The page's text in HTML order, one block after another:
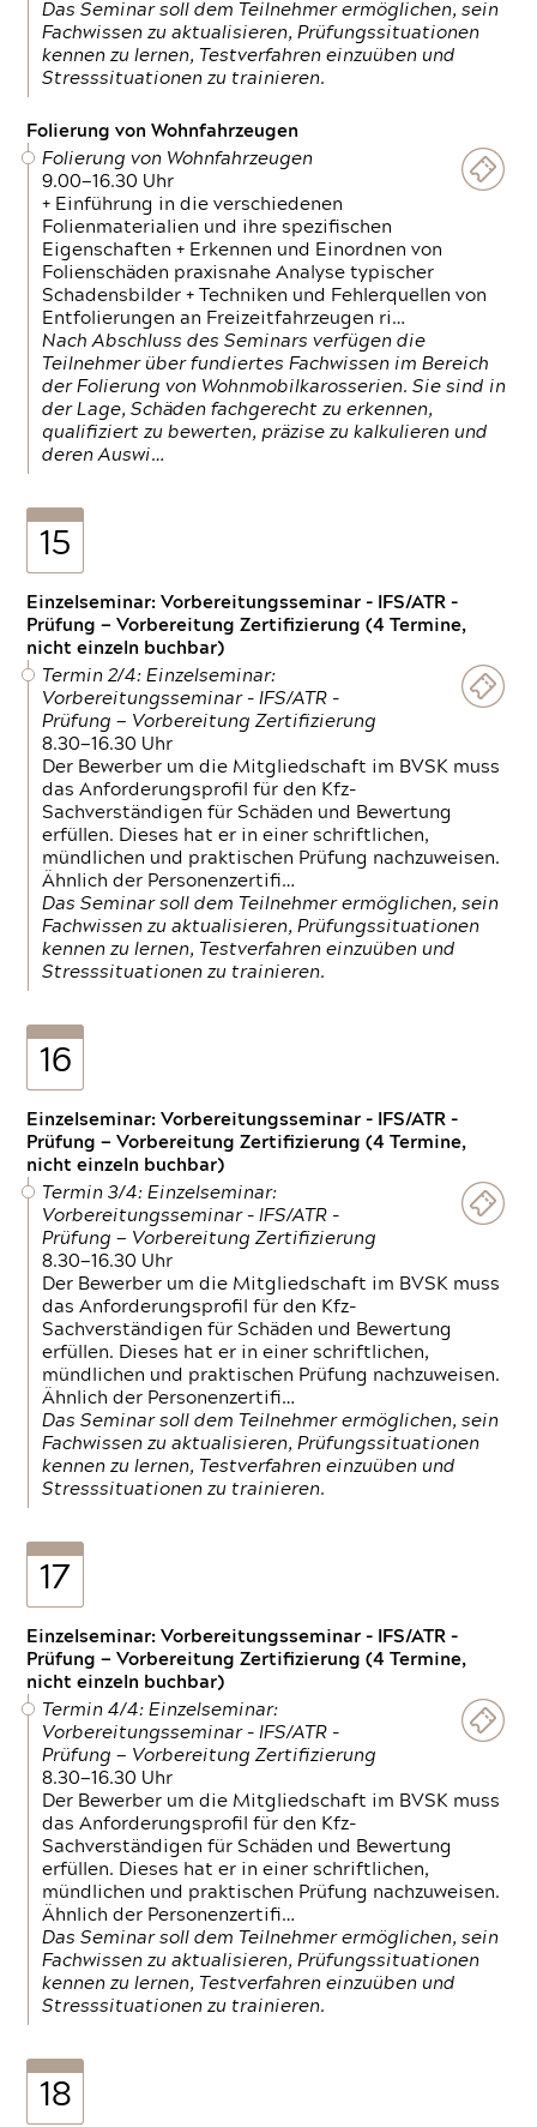
Das Seminar soll dem Teilnehmer ermöglichen, sein
Fachwissen zu aktualisieren, Prüfungssituationen
kennen zu lernen, Testverfahren einzuüben und
Stresssituationen zu trainieren.
Folierung von Wohnfahrzeugen
Folierung von Wohnfahrzeugen
9.00—16.30 Uhr
+ Einführung in die verschiedenen
Folienmaterialien und ihre spezifischen
Eigenschaften + Erkennen und Einordnen von
Folienschäden praxisnahe Analyse typischer
Schadensbilder + Techniken und Fehlerquellen von
Entfolierungen an Freizeitfahrzeugen ri…
Nach Abschluss des Seminars verfügen die
Teilnehmer über fundiertes Fachwissen im Bereich
der Folierung von Wohnmobilkarosserien. Sie sind in
der Lage, Schäden fachgerecht zu erkennen,
qualifiziert zu bewerten, präzise zu kalkulieren und
deren Auswi…
15
Einzelseminar: Vorbereitungsseminar - IFS/ATR -
Prüfung — Vorbereitung Zertifizierung (4 Termine,
nicht einzeln buchbar)
Termin 2/4: Einzelseminar:
Vorbereitungsseminar - IFS/ATR -
Prüfung — Vorbereitung Zertifizierung
8.30—16.30 Uhr
Der Bewerber um die Mitgliedschaft im BVSK muss
das Anforderungsprofil für den Kfz-
Sachverständigen für Schäden und Bewertung
erfüllen. Dieses hat er in einer schriftlichen,
mündlichen und praktischen Prüfung nachzuweisen.
Ähnlich der Personenzertifi…
Das Seminar soll dem Teilnehmer ermöglichen, sein
Fachwissen zu aktualisieren, Prüfungssituationen
kennen zu lernen, Testverfahren einzuüben und
Stresssituationen zu trainieren.
16
Einzelseminar: Vorbereitungsseminar - IFS/ATR -
Prüfung — Vorbereitung Zertifizierung (4 Termine,
nicht einzeln buchbar)
Termin 3/4: Einzelseminar:
Vorbereitungsseminar - IFS/ATR -
Prüfung — Vorbereitung Zertifizierung
8.30—16.30 Uhr
Der Bewerber um die Mitgliedschaft im BVSK muss
das Anforderungsprofil für den Kfz-
Sachverständigen für Schäden und Bewertung
erfüllen. Dieses hat er in einer schriftlichen,
mündlichen und praktischen Prüfung nachzuweisen.
Ähnlich der Personenzertifi…
Das Seminar soll dem Teilnehmer ermöglichen, sein
Fachwissen zu aktualisieren, Prüfungssituationen
kennen zu lernen, Testverfahren einzuüben und
Stresssituationen zu trainieren.
17
Einzelseminar: Vorbereitungsseminar - IFS/ATR -
Prüfung — Vorbereitung Zertifizierung (4 Termine,
nicht einzeln buchbar)
Termin 4/4: Einzelseminar:
Vorbereitungsseminar - IFS/ATR -
Prüfung — Vorbereitung Zertifizierung
8.30—16.30 Uhr
Der Bewerber um die Mitgliedschaft im BVSK muss
das Anforderungsprofil für den Kfz-
Sachverständigen für Schäden und Bewertung
erfüllen. Dieses hat er in einer schriftlichen,
mündlichen und praktischen Prüfung nachzuweisen.
Ähnlich der Personenzertifi…
Das Seminar soll dem Teilnehmer ermöglichen, sein
Fachwissen zu aktualisieren, Prüfungssituationen
kennen zu lernen, Testverfahren einzuüben und
Stresssituationen zu trainieren.
18